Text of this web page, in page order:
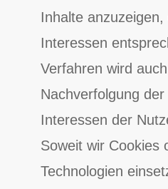
Inhalte
Interessen
Verfahren wird
Nachverfolgung
Interessen der
Soweit wir Cookies
Technologien